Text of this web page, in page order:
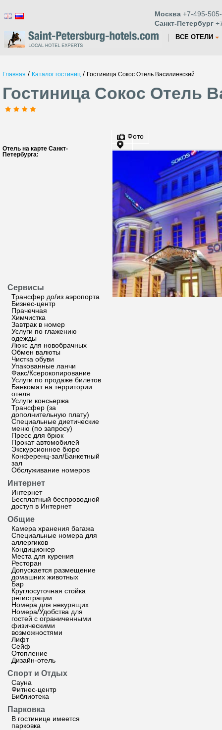
Москва +7-495-
Санкт-Петербург
ВСЕ ОТЕЛИ
Главная / Каталог гостиниц / Гостиница Сокос Отель Василиевский
Гостиница Сокос Отель
Отель на карте Санкт-
Петербурга:
Сервисы
Трансфер до/из аэропорта
Бизнес-центр
Прачечная
Химчистка
Завтрак в номер
Услуги по глажению
одежды
Люкс для новобрачных
Обмен валюты
Чистка обуви
Упакованные ланчи
Факс/Ксерокопирование
Услуги по продаже билетов
Банкомат на территории
отеля
Услуги консьержа
Трансфер (за
дополнительную плату)
Специальные диетические
меню (по запросу)
Пресс для брюк
Прокат автомобилей
Экскурсионное бюро
Конференц-зал/Банкетный
зал
Обслуживание номеров
Интернет
Интернет
Бесплатный беспроводной
доступ в Интернет
Общие
Камера хранения багажа
Специальные номера для
аллергиков
Кондиционер
Места для курения
Ресторан
Допускается размещение
домашних животных
Бар
Круглосуточная стойка
регистрации
Номера для некурящих
Номера/Удобства для
гостей с ограниченными
физическими
возможностями
Лифт
Сейф
Отопление
Дизайн-отель
Спорт и Отдых
Сауна
Фитнес-центр
Библиотека
Парковка
В гостинице имеется
парковка
Фото